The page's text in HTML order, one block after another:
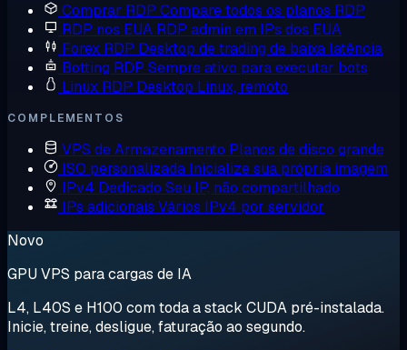
Comprar RDP Compare todos os planos RDP
RDP nos EUA RDP admin em IPs dos EUA
Forex RDP Desktop de trading de baixa latência
Botting RDP Sempre ativo para executar bots
Linux RDP Desktop Linux, remoto
COMPLEMENTOS
VPS de Armazenamento Planos de disco grande
ISO personalizada Inicialize sua própria imagem
IPv4 Dedicado Seu IP, não compartilhado
IPs adicionais Vários IPv4 por servidor
Novo
GPU VPS para cargas de IA
L4, L40S e H100 com toda a stack CUDA pré-instalada.
Inicie, treine, desligue, faturação ao segundo.